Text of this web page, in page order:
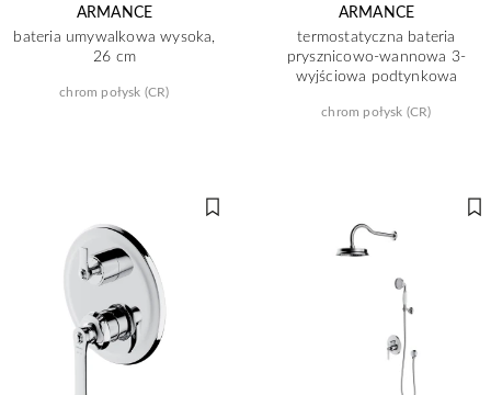
ARMANCE
bateria umywalkowa wysoka,
26 cm
chrom połysk (CR)
ARMANCE
termostatyczna bateria
prysznicowo-wannowa 3-
wyjściowa podtynkowa
chrom połysk (CR)